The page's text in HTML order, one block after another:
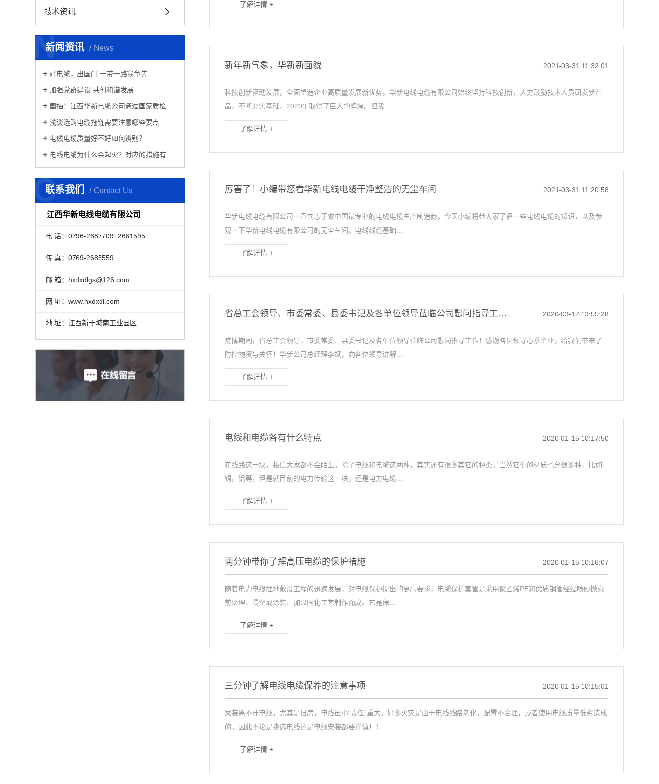
技术资讯
新闻资讯 News
N
好电缆，出国门 一带一路我争先
加强党群建设 共创和谐发展
国抽！江西华新电缆公司通过国家质检总局的检验！
浅谈选购电缆拖链需要注意哪些要点
电线电缆质量好不好如何辨别？
电线电缆为什么会起火？对应的措施有哪些？
联系我们 Contact Us
C
江西华新电线电缆有限公司
电 话：0796-2687709 2681595
传 真：0769-2685559
邮 箱：hxdxdlgs@126.com
网 址：www.hxdxdl.com
地 址：江西新干城南工业园区
了解详情 +
新年新气象，华新新面貌 2021-03-31 11:32:01
科技创新驱动发展，全面塑造企业高质量发展新优势。华新电线电缆有限公司始终坚持科技创新，大力鼓励技术人员研发新产
品，不断夯实基础，2020年取得了巨大的辉煌。但我...
了解详情 +
厉害了！小编带您看华新电线电缆干净整洁的无尘车间 2021-03-31 11:20:58
华新电线电缆有限公司一直立志于做中国最专业的电线电缆生产制造商。今天小编将带大家了解一些电线电缆的知识，以及参
观一下华新电线电缆有限公司的无尘车间。电线线缆基础...
了解详情 +
省总工会领导、市委常委、县委书记及各单位领导莅临公司慰问指导工作！ 2020-03-17 13:55:28
疫情期间，省总工会领导、市委常委、县委书记及各单位领导莅临公司慰问指导工作！感谢各位领导心系企业，给我们带来了
防控物资与关怀！华新公司总经理李斌，向各位领导讲解...
了解详情 +
电线和电缆各有什么特点 2020-01-15 10:17:50
在线路这一块，相信大家都不会陌生。除了电线和电缆这两种，其实还有很多其它的种类。当然它们的材质也分很多种，比如
铜，铝等。但是就目前的电力传输这一块，还是电力电缆...
了解详情 +
两分钟带你了解高压电缆的保护措施 2020-01-15 10:16:07
随着电力电缆埋地敷设工程的迅速发展，对电缆保护提出的更高要求，电缆保护套管是采用聚乙烯PE和优质钢管经过喷砂抛丸
前处理、浸塑或涂装、加温固化工艺制作而成。它是保...
了解详情 +
三分钟了解电线电缆保养的注意事项 2020-01-15 10:15:01
家装离不开电线，尤其是旧房，电线虽小“责任”重大。好多火灾是由于电线线路老化，配置不合理，或者使用电线质量低劣造成
的。因此不论是挑选电线还是电线安装都要谨慎！1...
了解详情 +